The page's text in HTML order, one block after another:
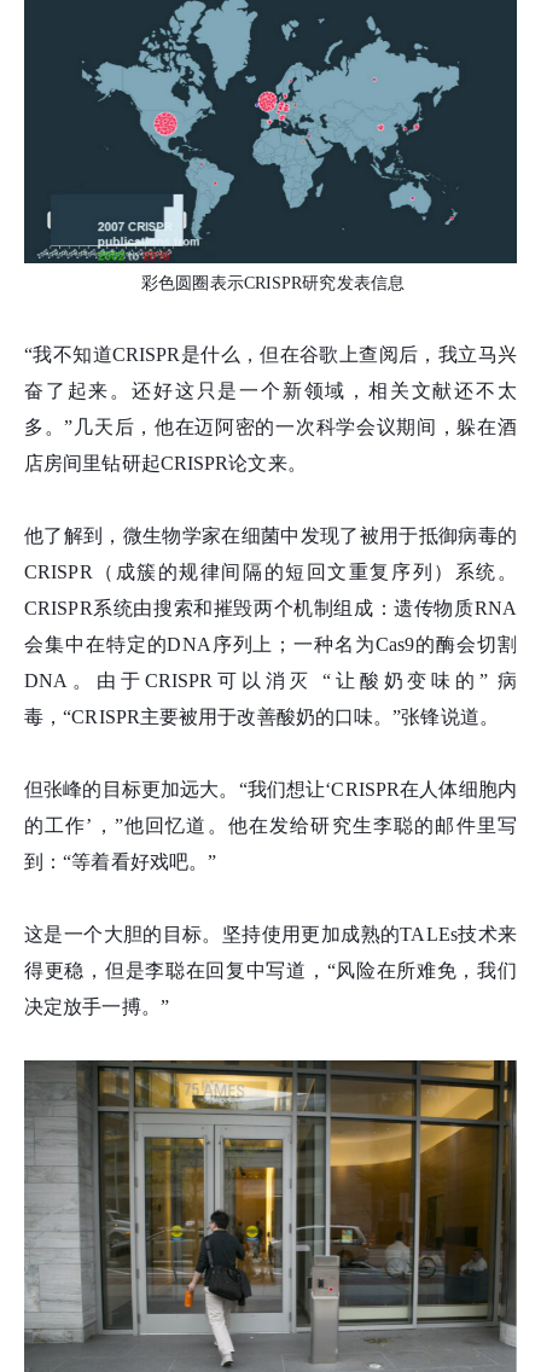
彩色圆圈表示CRISPR研究发表信息
“我不知道CRISPR是什么，但在谷歌上查阅后，我立马兴
奋了起来。还好这只是一个新领域，相关文献还不太
多。”几天后，他在迈阿密的一次科学会议期间，躲在酒
店房间里钻研起CRISPR论文来。
他了解到，微生物学家在细菌中发现了被用于抵御病毒的
CRISPR（成簇的规律间隔的短回文重复序列）系统。
CRISPR系统由搜索和摧毁两个机制组成：遗传物质RNA
会集中在特定的DNA序列上；一种名为Cas9的酶会切割
DNA。由于CRISPR可以消灭 “让酸奶变味的” 病
毒，“CRISPR主要被用于改善酸奶的口味。”张锋说道。
但张峰的目标更加远大。“我们想让‘CRISPR在人体细胞内
的工作’，”他回忆道。他在发给研究生李聪的邮件里写
到：“等着看好戏吧。”
这是一个大胆的目标。坚持使用更加成熟的TALEs技术来
得更稳，但是李聪在回复中写道，“风险在所难免，我们
决定放手一搏。”